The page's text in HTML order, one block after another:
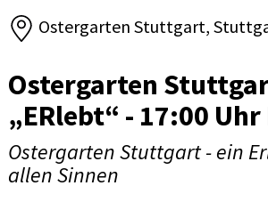
Ostergarten Stuttgart,
Ostergarten
„ERlebt“ - 17:00
Ostergarten Stuttgart - ein
allen Sinnen